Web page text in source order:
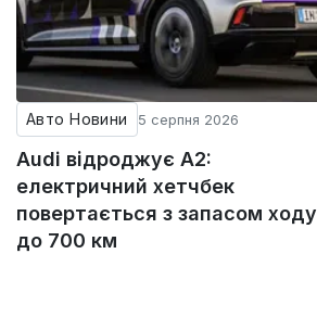
Авто Новини 5 серпня 2026
Audi відроджує A2:
електричний хетчбек
повертається з запасом ходу
до 700 км